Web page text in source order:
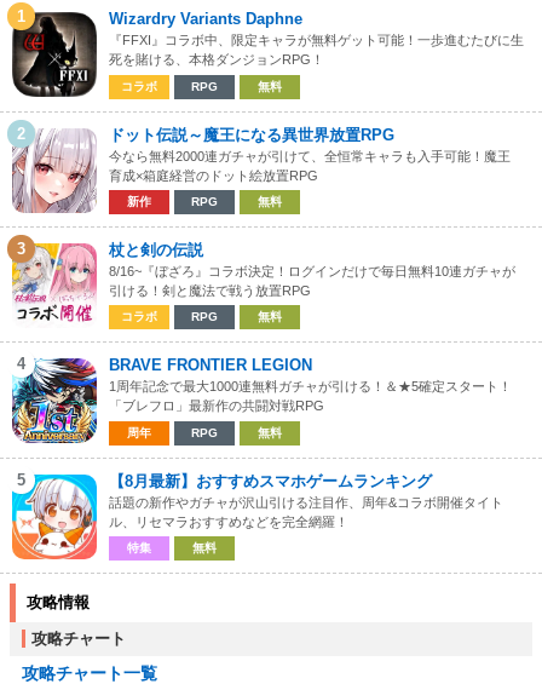
1 Wizardry Variants Daphne
『FFXI』コラボ中、限定キャラが無料ゲット可能！一歩進むたびに生
死を賭ける、本格ダンジョンRPG！
コラボ RPG 無料
2 ドット伝説～魔王になる異世界放置RPG
今なら無料2000連ガチャが引けて、全恒常キャラも入手可能！魔王
育成×箱庭経営のドット絵放置RPG
新作 RPG 無料
3 杖と剣の伝説
8/16~『ぼざろ』コラボ決定！ログインだけで毎日無料10連ガチャが
引ける！剣と魔法で戦う放置RPG
コラボ RPG 無料
4 BRAVE FRONTIER LEGION
1周年記念で最大1000連無料ガチャが引ける！＆★5確定スタート！
「ブレフロ」最新作の共闘対戦RPG
周年 RPG 無料
5 【8月最新】おすすめスマホゲームランキング
話題の新作やガチャが沢山引ける注目作、周年&コラボ開催タイト
ル、リセマラおすすめなどを完全網羅！
特集 無料
攻略情報
攻略チャート
攻略チャート一覧